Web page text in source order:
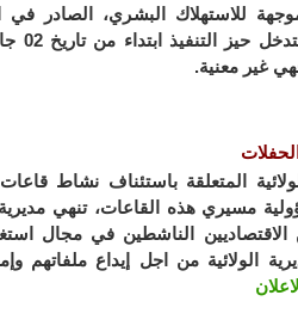
غير معنية.
المتعلقة باستئناف نشاط
مسيري هذه القاعات، تنهي مديرية
الاقتصاديين الناشطين في مجال
الولائية من اجل إيداع ملفاتهم
الاعلان